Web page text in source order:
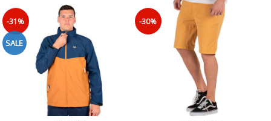
-31%
SALE
-30%